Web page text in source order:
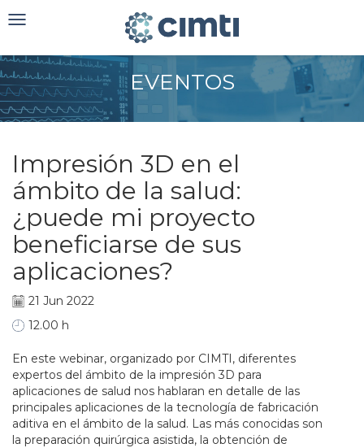
Toggle
EVENTOS
Impresión 3D en el
ámbito de la salud:
¿puede mi proyecto
beneficiarse de sus
aplicaciones?
21 Jun 2022
12.00 h
En este webinar, organizado por CIMTI, diferentes
expertos del ámbito de la impresión 3D para
aplicaciones de salud nos hablaran en detalle de las
principales aplicaciones de la tecnología de fabricación
aditiva en el ámbito de la salud. Las más conocidas son
la preparación quirúrgica asistida, la obtención de